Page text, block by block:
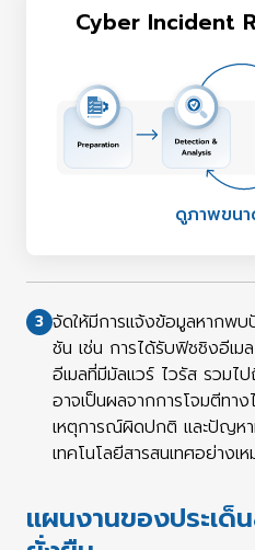
Cyber Incident
ดูภาพขน
3 จัดให้มีการแจ้งข้อมูลหากพ
ชัน เช่น การได้รับฟิชชิงอีเม
อีเมลที่มีมัลแวร์ ไวรัส รวม
อาจเป็นผลจากการโจมตีทา
เหตุการณ์ผิดปกติ และปัญหา
เทคโนโลยีสารสนเทศอย่างเ
แผนงานของประเ